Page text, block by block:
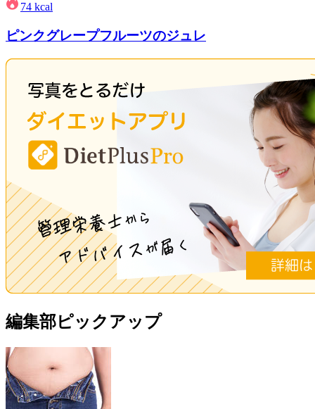
74 kcal
ピンクグレープフルーツのジュレ
編集部ピックアップ